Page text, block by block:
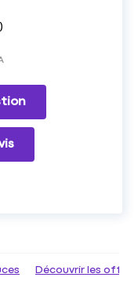
)
Découvrir les